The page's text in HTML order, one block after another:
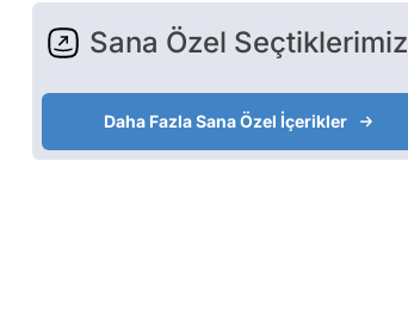
Sana Özel Seçtiklerimiz
Daha Fazla Sana Özel İçerikler